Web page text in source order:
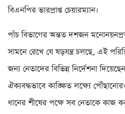
বিএনপির ভারপ্রাপ্ত চেয়ারম্যান।
পাঁচ বিভাগের অন্তত দশজন
সামনে রেখে যে ষড়যন্ত্র চলছে, এই
জন্য নেতাদের বিভিন্ন নির্দেশনা
ঐক্যবদ্ধভাবে কাঙ্ক্ষিত লক্ষ্যে
ধানের শীষের পক্ষে সব নেতাকে কাজ